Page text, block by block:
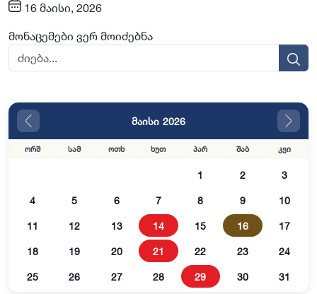
16 მაისი, 2026
მონაცემები ვერ მოიძებნა
მაისი 2026
ორშ სამ ოთხ ხუთ პარ შაბ კვი
1 2 3
4 5 6 7 8 9 10
11 12 13 14 15 16 17
18 19 20 21 22 23 24
25 26 27 28 29 30 31